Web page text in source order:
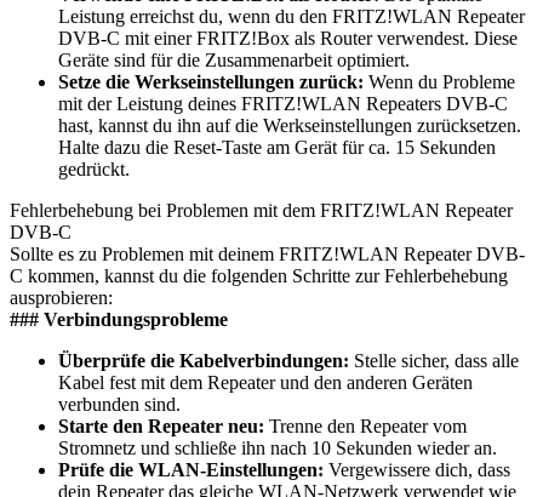
Leistung erreichst du, wenn du den FRITZ!WLAN Repeater
DVB-C mit einer FRITZ!Box als Router verwendest. Diese
Geräte sind für die Zusammenarbeit optimiert.
Setze die Werkseinstellungen zurück: Wenn du Probleme
mit der Leistung deines FRITZ!WLAN Repeaters DVB-C
hast, kannst du ihn auf die Werkseinstellungen zurücksetzen.
Halte dazu die Reset-Taste am Gerät für ca. 15 Sekunden
gedrückt.
Fehlerbehebung bei Problemen mit dem FRITZ!WLAN Repeater
DVB-C
Sollte es zu Problemen mit deinem FRITZ!WLAN Repeater DVB-
C kommen, kannst du die folgenden Schritte zur Fehlerbehebung
ausprobieren:
### Verbindungsprobleme
Überprüfe die Kabelverbindungen: Stelle sicher, dass alle
Kabel fest mit dem Repeater und den anderen Geräten
verbunden sind.
Starte den Repeater neu: Trenne den Repeater vom
Stromnetz und schließe ihn nach 10 Sekunden wieder an.
Prüfe die WLAN-Einstellungen: Vergewissere dich, dass
dein Repeater das gleiche WLAN-Netzwerk verwendet wie